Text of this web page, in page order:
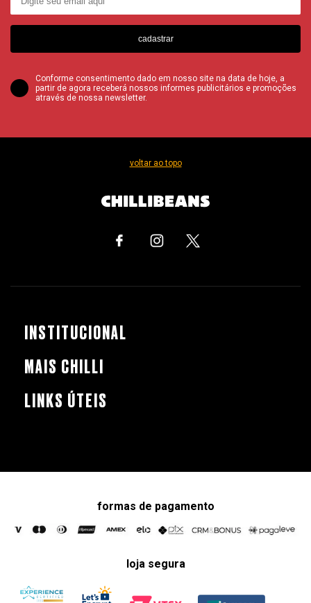
cadastrar
Conforme consentimento dado em nosso site na data de hoje, a
partir de agora receberá nossos informes publicitários e promoções
através de nossa newsletter.
voltar ao topo
INSTITUCIONAL
MAIS CHILLI
LINKS ÚTEIS
formas de pagamento
loja segura